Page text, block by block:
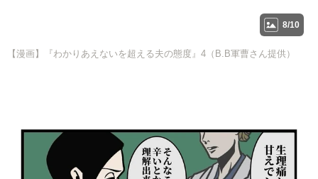
8/10
【漫画】『わかりあえないを超える夫の態度』4（B.B軍曹さん提供）